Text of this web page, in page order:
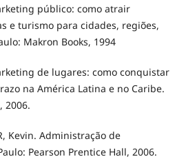
público: como atrair
e turismo para cidades, regiões,
Makron Books, 1994
de lugares: como conquistar
na América Latina e no Caribe.
2006.
Kevin. Administração de
Pearson Prentice Hall, 2006.